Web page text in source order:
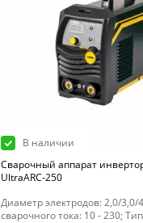
В наличии
Сварочный аппарат
UltraARC-250
Диаметр электродов: 2,0/3,0/
сварочного тока: 10 - 230;